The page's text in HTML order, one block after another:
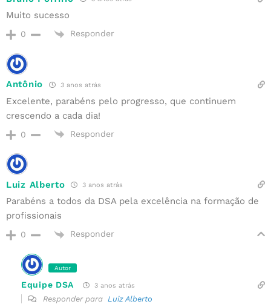
Muito sucesso
0 Responder
Antônio 3 anos atrás
Excelente, parabéns pelo progresso, que continuem
crescendo a cada dia!
0 Responder
Luiz Alberto 3 anos atrás
Parabéns a todos da DSA pela excelência na formação de
profissionais
0 Responder
Autor
Equipe DSA 3 anos atrás
Responder para Luiz Alberto